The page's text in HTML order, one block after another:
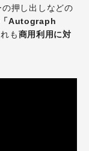
押し出しなどの
「Autograph
も商用利用に対